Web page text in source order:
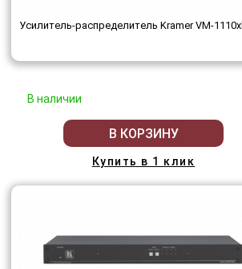
Усилитель-распределитель Kramer VM-1110xl
В наличии
В КОРЗИНУ
Купить в 1 клик